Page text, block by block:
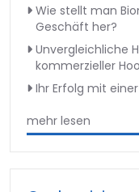
Wie stellt man
Geschäft her?
Unvergleichliche
kommerzieller
Ihr Erfolg mit
mehr lesen